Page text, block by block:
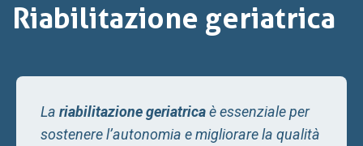
Riabilitazione geriatrica
La riabilitazione geriatricaè essenziale per
sostenere l’autonomia e migliorare la qualità